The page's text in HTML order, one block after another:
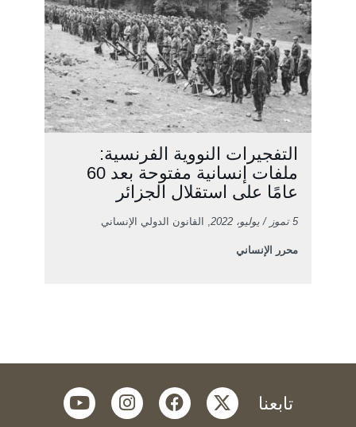
التفجيرات النووية الفرنسية:
ملفات إنسانية مفتوحة بعد 60
عامًا على استقلال الجزائر
5 تموز / يوليو، 2022 , القانون الدولي الإنساني
محرر الإنساني
تابعنا twitter
facebook
instagram
youtube